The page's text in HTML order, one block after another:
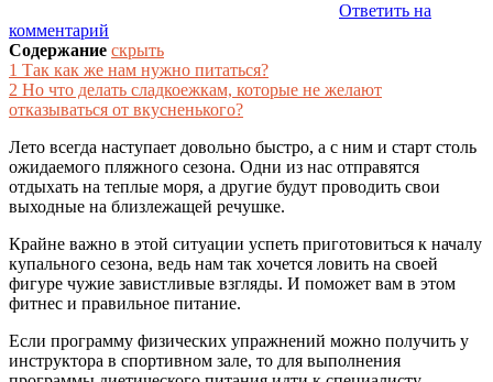
Ответить на
комментарий
Содержание скрыть
1 Так как же нам нужно питаться?
2 Но что делать сладкоежкам, которые не желают
отказываться от вкусненького?
Лето всегда наступает довольно быстро, а с ним и старт столь
ожидаемого пляжного сезона. Одни из нас отправятся
отдыхать на теплые моря, а другие будут проводить свои
выходные на близлежащей речушке.
Крайне важно в этой ситуации успеть приготовиться к началу
купального сезона, ведь нам так хочется ловить на своей
фигуре чужие завистливые взгляды. И поможет вам в этом
фитнес и правильное питание.
Если программу физических упражнений можно получить у
инструктора в спортивном зале, то для выполнения